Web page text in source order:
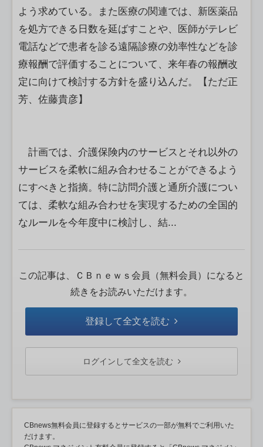
よう求めている。また医療の関連では、新医薬品
を処方できる日数を延ばすことや、医師がテレビ
電話などで患者を診る遠隔診療の効率性などを診
療報酬で評価することについて、来年春の報酬改
定に向けて検討する方針を盛り込んだ。【ただ正
芳、佐藤貴彦】
計画では、介護保険内のサービスとそれ以外の
サービスを柔軟に組み合わせることができるよう
にすべきと指摘。特に訪問介護と通所介護につい
ては、柔軟な組み合わせを実現するための全国的
なルールを今年度中に検討し、結...
この記事は、ＣＢｎｅｗｓ会員（無料会員）になると
続きをお読みいただけます。
登録して全文を読む
ログインして全文を読む
CBnews無料会員に登録するとサービスの一部が無料でご利用いた
だけます。